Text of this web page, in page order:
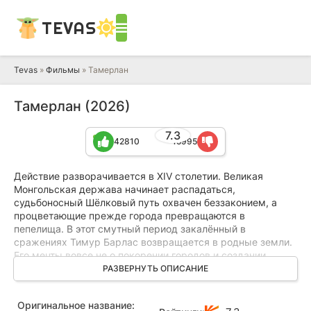
TEVAS
Tevas » Фильмы » Тамерлан
Тамерлан (2026)
7.3
42810 15995
Действие разворачивается в XIV столетии. Великая
Монгольская держава начинает распадаться,
судьбоносный Шёлковый путь охвачен беззаконием, а
процветающие прежде города превращаются в
пепелища. В этот смутный период закалённый в
сражениях Тимур Барлас возвращается в родные земли.
Его мечты вовсе не о покорении городов и создании
империи от индийских земель до Персии. Вместо этого
его главная битва происходит здесь и сейчас: он
любовь, за возможность светлого будущего для
РАЗВЕРНУТЬ ОПИСАНИЕ
Оригинальное название: